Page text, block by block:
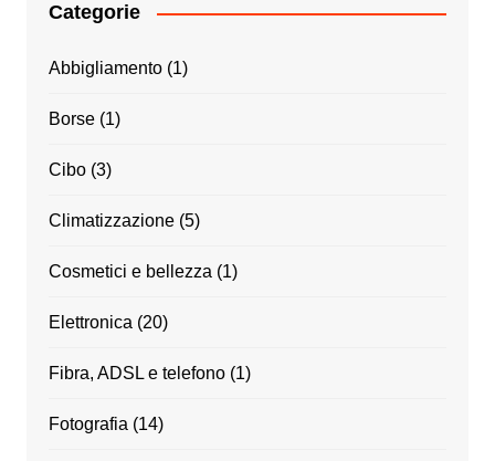
Categorie
Abbigliamento(1)
Borse(1)
Cibo(3)
Climatizzazione(5)
Cosmetici e bellezza (1)
Elettronica (20)
Fibra, ADSL e telefono(1)
Fotografia (14)